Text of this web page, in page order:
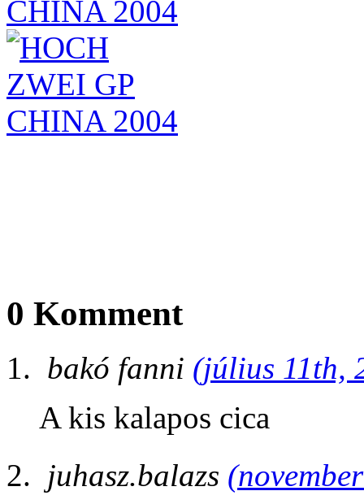
0 Komment
bakó fanni (július 11th,
A kis kalapos cica
juhasz.balazs